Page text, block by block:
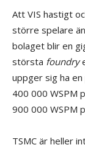
Att VIS hastigt
större spelare
bolaget blir en
största foundry
uppger sig ha
400 000 WSPM
900 000 WSPM
TSMC är heller